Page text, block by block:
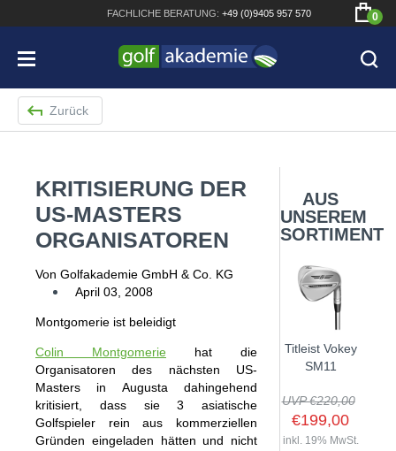
FACHLICHE BERATUNG: +49 (0)9405 957 570 0
Bridgestone JGR Driver 2018
Cobra King F8+ Driver
Bennington Waterproof QO14 Sport Cartbag
Zurück
KRITISIERUNG DER
US-MASTERS
ORGANISATOREN
Von Golfakademie GmbH & Co. KG
April 03, 2008
Montgomerie ist beleidigt
Colin Montgomerie hat die
Organisatoren des nächsten US-
Masters in Augusta dahingehend
kritisiert, dass sie 3 asiatische
Golfspieler rein aus kommerziellen
Gründen eingeladen hätten und nicht
AUS
UNSEREM
SORTIMENT
Titleist Vokey
SM11
UVP €220,00
€199,00
inkl. 19% MwSt.